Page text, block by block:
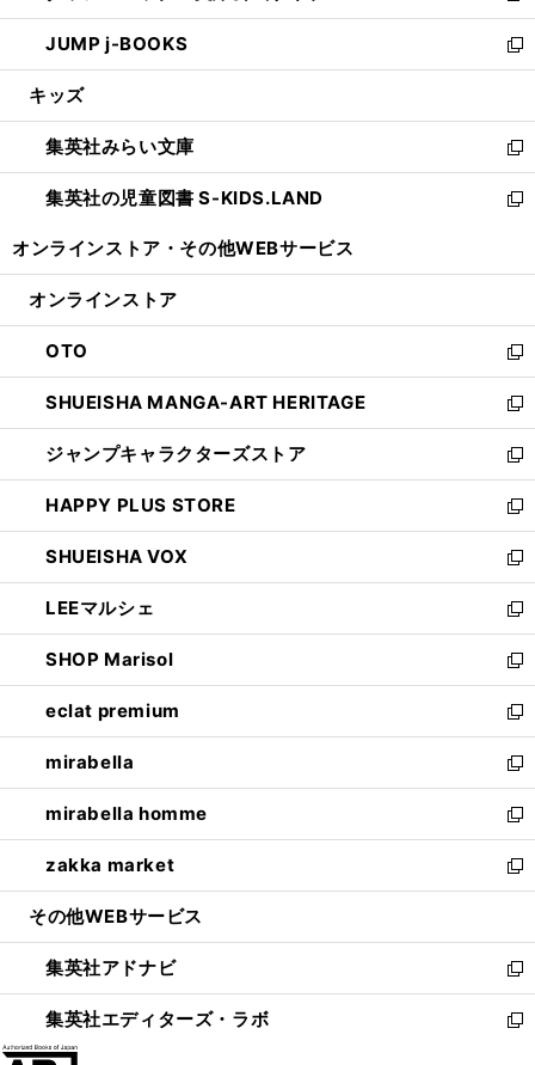
ウ
で
開
ン
ド
ウ
開
く
ウ
ィ
ン
ウ
で
開
く
し
い
ウ
ン
ド
ウ
で
JUMP j-BOOKS
新
し
ウ
ィ
ン
ド
開
キッズ
集英社みらい文庫
新
し
い
ン
ウ
で
開
く
集英社の児童図書 S-KIDS.LAND
新
ウ
ン
ド
ウ
で
開
く
オンラインストア・ その他WEBサービス
オンラインストア
OTO
新
し
い
ウ
ィ
ン
ド
ウ
で
開
く
SHUEISHA MANGA-ART HERITAGE
新
し
い
ウ
ィ
ン
ド
ウ
で
開
く
ジャンプキャラクターズストア
新
し
い
ウ
ィ
ン
ド
ウ
で
開
く
HAPPY PLUS STORE
新
し
い
ウ
ィ
ン
ド
ウ
で
開
く
SHUEISHA VOX
新
し
い
ウ
ィ
ン
ド
ウ
で
開
く
LEEマルシェ
新
し
い
ウ
ィ
ン
ド
ウ
で
開
く
SHOP Marisol
新
し
い
ウ
ィ
ン
ド
ウ
で
開
eclat premium
新
し
い
ウ
ィ
ン
ド
ウ
開
く
mirabella
新
し
い
ウ
ィ
ン
ウ
で
開
く
mirabella homme
新
し
い
ウ
ン
ド
ウ
で
zakka market
新
し
ウ
ィ
ン
ド
その他WEBサービス
集英社アドナビ
新
し
い
集英社エディターズ・ラボ
新